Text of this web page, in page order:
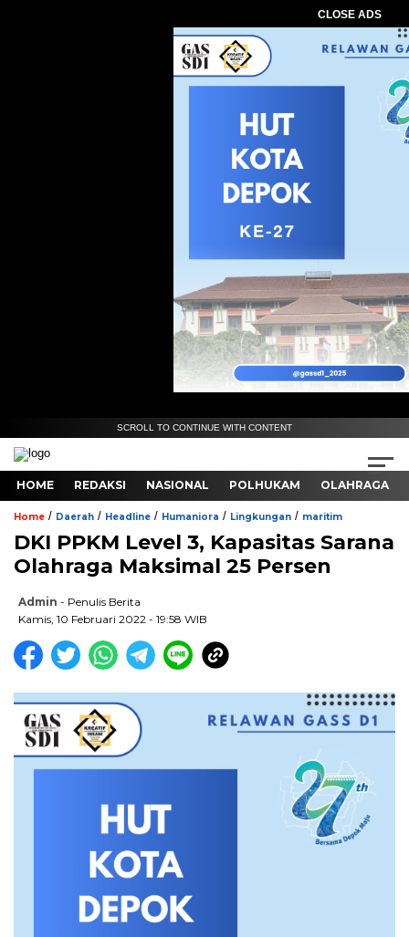
CLOSE ADS
SCROLL TO CONTINUE WITH CONTENT
HOME REDAKSI NASIONAL POLHUKAM OLAHRAGA
Home / Daerah / Headline / Humaniora / Lingkungan / maritim
DKI PPKM Level 3, Kapasitas Sarana
Olahraga Maksimal 25 Persen
Admin - Penulis Berita
Kamis, 10 Februari 2022 - 19:58 WIB